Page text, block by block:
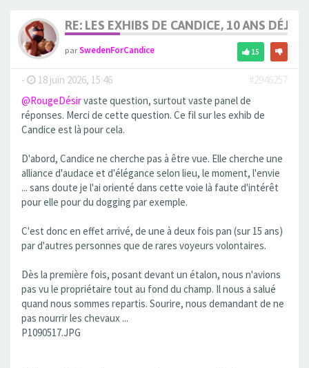
RE: LES EXHIBS DE CANDICE, 10 ANS DÉJÀ,
parSwedenForCandice 15
- 18 juin 2026, 15:46
#2946257
@RougeDésirvaste question, surtout vaste panel de
réponses. Merci de cette question. Ce fil sur les exhib de
Candice est là pour cela.
D'abord, Candice ne cherche pas à être vue. Elle cherche une
alliance d'audace et d'élégance selon lieu, le moment, l'envie
... sans doute je l'ai orienté dans cette voie là faute d'intérêt
pour elle pour du dogging par exemple.
C'est donc en effet arrivé, de une à deux fois pan (sur 15 ans)
par d'autres personnes que de rares voyeurs volontaires.
Dès la première fois, posant devant un étalon, nous n'avions
pas vu le propriétaire tout au fond du champ. Il nous a salué
quand nous sommes repartis. Sourire, nous demandant de ne
pas nourrir les chevaux ...
P1090517.JPG